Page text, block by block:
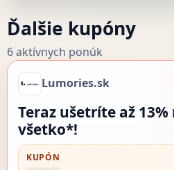
Ďalšie kupóny
6 aktívnych ponúk
Lumories.sk
Teraz ušetríte až
všetko*!
KUPÓN